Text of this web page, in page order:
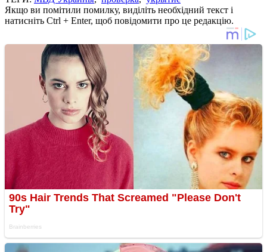
Якщо ви помітили помилку, виділіть необхідний текст і
натисніть Ctrl + Enter, щоб повідомити про це редакцію.